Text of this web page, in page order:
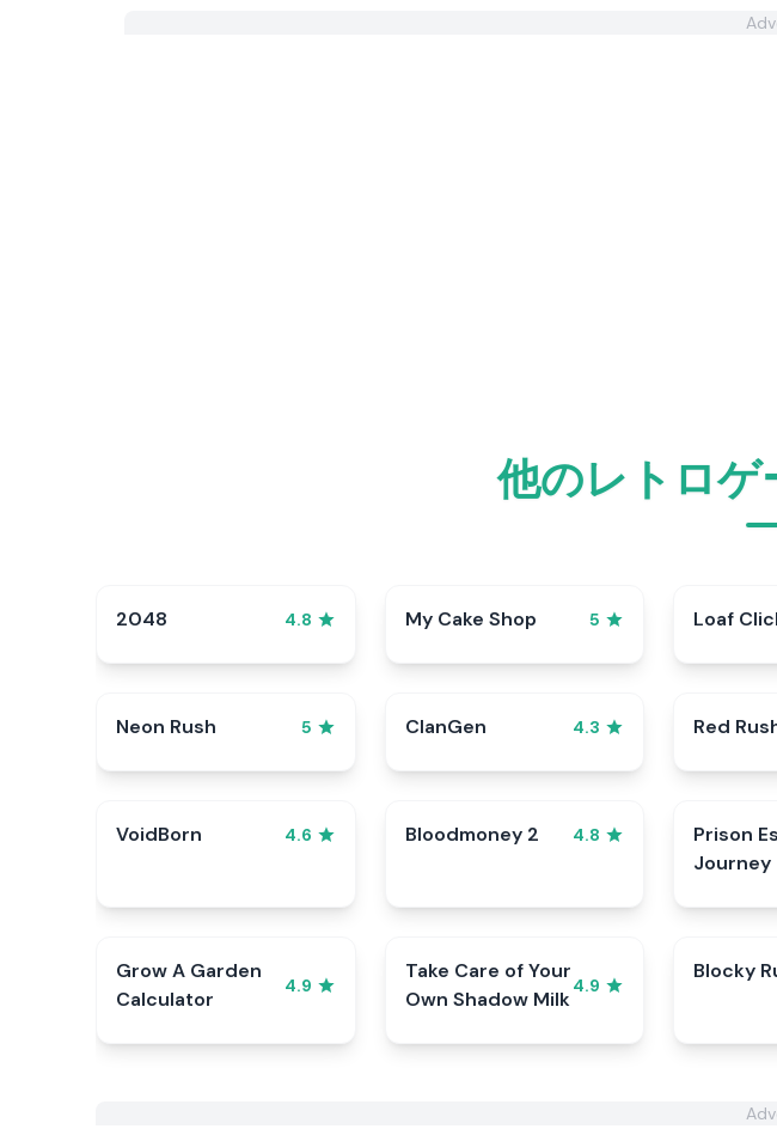
他のレトロゲ
2048 4.8 My Cake Shop 5 Loaf
Neon Rush 5 ClanGen 4.3 Red
VoidBorn 4.6 Bloodmoney 2 4.8
Prison
Journey
Grow A Garden
Calculator
4.9
Take Care of Your
Own Shadow Milk
4.9
Blocky